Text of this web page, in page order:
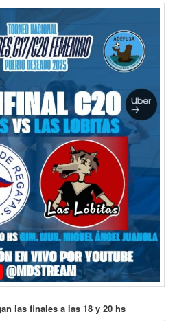
las finales a las 18 y 20 hs